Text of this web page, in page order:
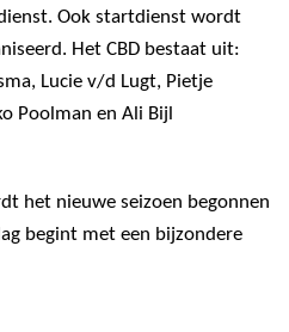
Ook startdienst wordt
Het CBD bestaat uit:
Lucie v/d Lugt, Pietje
Poolman en Ali Bijl
het nieuwe seizoen begonnen
begint met een bijzondere